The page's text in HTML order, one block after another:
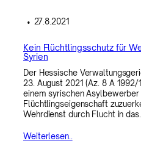
• 27.8.2021
Kein Flüchtlingsschutz für
Syrien
Der Hessische
23. August 2021 (Az. 8 A
einem syrischen
Flüchtlingseigenschaft
Wehrdienst durch Flucht in das…
Weiterlesen..